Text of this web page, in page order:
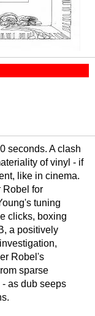
seconds. A clash
of vinyl - if
like in cinema.
Robel for
tuning
clicks, boxing
a positively
Robel's
sparse
as dub seeps